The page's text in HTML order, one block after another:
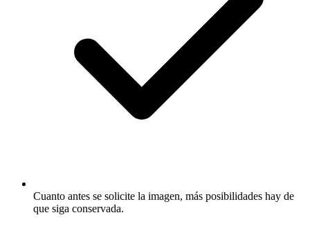
Cuanto antes se solicite la imagen, más posibilidades hay de
que siga conservada.